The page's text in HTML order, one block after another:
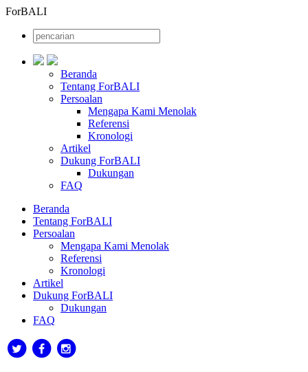
ForBALI
Beranda
Tentang ForBALI
Persoalan
Mengapa Kami Menolak
Referensi
Kronologi
Artikel
Dukung ForBALI
Dukungan
FAQ
Beranda
Tentang ForBALI
Persoalan
Mengapa Kami Menolak
Referensi
Kronologi
Artikel
Dukung ForBALI
Dukungan
FAQ